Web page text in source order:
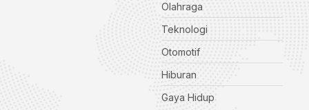
Olahraga
Teknologi
Otomotif
Hiburan
Gaya Hidup